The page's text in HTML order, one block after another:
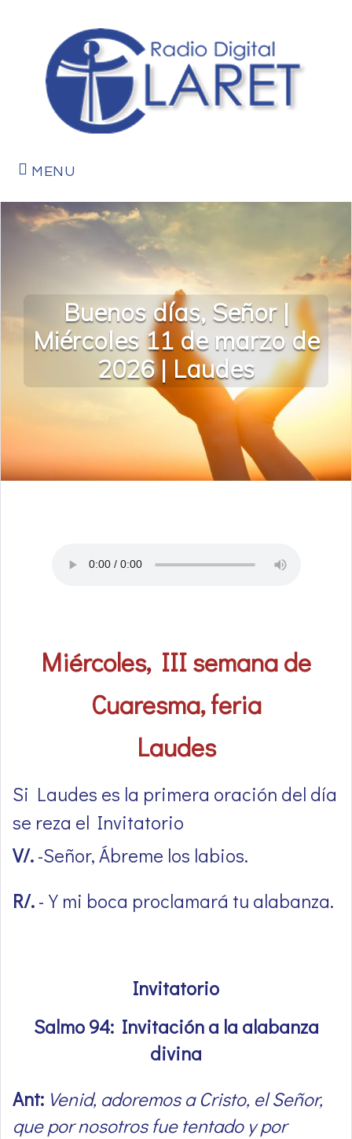
MENU
Buenos días, Señor |
Miércoles 11 de marzo de
2026 | Laudes
Miércoles, III semana de
Cuaresma, feria
Laudes
Si Laudes es la primera oración del día
se reza el Invitatorio
V/.-Señor, Ábreme los labios.
R/.-Y mi boca proclamará tu alabanza.
Invitatorio
Salmo 94: Invitación a la alabanza
divina
Ant: Venid, adoremos a Cristo, el Señor,
que por nosotros fue tentado y por